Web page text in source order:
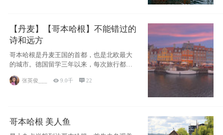
【丹麦】【哥本哈根】不能错过的
诗和远方
哥本哈根是丹麦王国的首都，也是北欧最大
的城市。德国留学三年以来，每次旅行都是
张英俊___ 9.0千 22
哥本哈根 美人鱼